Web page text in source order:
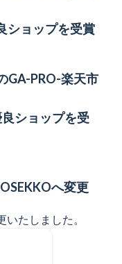
ショップを受賞
GA-PRO-楽天市
ショップを受
へ変更
たしました。